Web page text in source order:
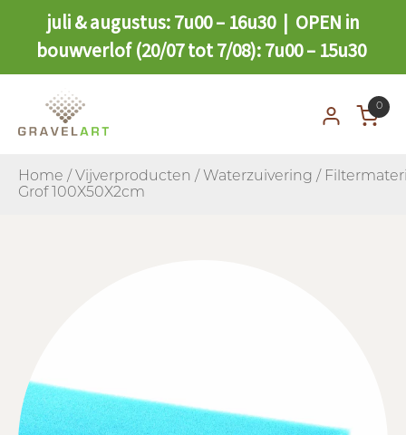
juli & augustus: 7u00 – 16u30 | OPEN in
bouwverlof (20/07 tot 7/08): 7u00 – 15u30
0
Home / Vijverproducten / Waterzuivering /
Grof 100X50X2cm